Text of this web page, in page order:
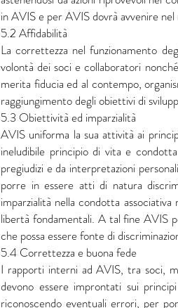
in AVIS e per AVIS dovrà avvenire
5.2 Affidabilità
La correttezza nel funzionamento
volontà dei soci e collaboratori
merita fiducia ed al contempo,
raggiungimento degli obiettivi di
5.3 Obiettività ed imparzialità
AVIS uniforma la sua attività ai
ineludibile principio di vita e
pregiudizi e da interpretazioni
porre in essere atti di natura
imparzialità nella condotta
libertà fondamentali. A tal fine AVIS
che possa essere fonte di
5.4 Correttezza e buona fede
I rapporti interni ad AVIS, tra soci,
devono essere improntati sui
riconoscendo eventuali errori, per